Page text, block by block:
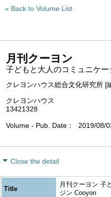
Back to Volume List
月刊クーヨン
子どもと大人のコミュニケ
クレヨンハウス総合文化研究所 [
クレヨンハウス
13421328
Volume - Pub. Date 2019/08/
Close the detail
Title
月刊クーヨン 子
ジン Cooyon